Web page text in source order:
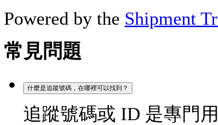
Powered by the Shipment
常見問題
什麼是追蹤號碼，在哪裡可以找到？
追蹤號碼或 ID 是專門